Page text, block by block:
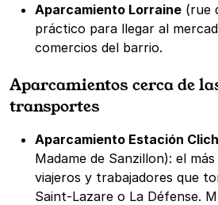
Aparcamiento Lorraine (rue
práctico para llegar al
comercios del barrio.
Aparcamientos cerca de
transportes
Aparcamiento Estación
Madame de Sanzillon): el
viajeros y trabajadores que
Saint-Lazare o La Défense.